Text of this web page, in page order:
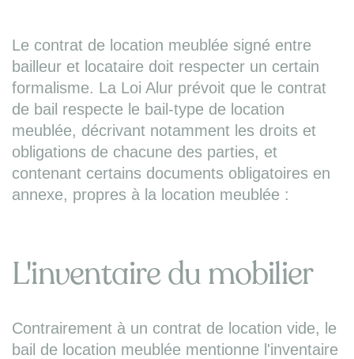
Le contrat de location meublée signé entre
bailleur et locataire doit respecter un certain
formalisme. La Loi Alur prévoit que le contrat
de bail respecte le bail-type de location
meublée, décrivant notamment les droits et
obligations de chacune des parties, et
contenant certains documents obligatoires en
annexe, propres à la location meublée :
L'inventaire du mobilier
Contrairement à un contrat de location vide, le
bail de location meublée mentionne l'inventaire